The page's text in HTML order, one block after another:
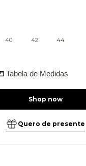
40 42 44
Tabela de Medidas
Quero de presente